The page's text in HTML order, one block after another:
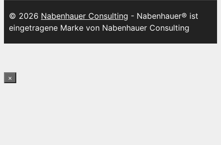
© 2026 Nabenhauer Consulting - Nabenhauer® ist
eingetragene Marke von Nabenhauer Consulting
×